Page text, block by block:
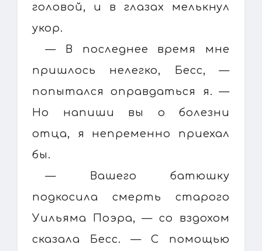
головой, и в глазах мелькнул
укор.
— В последнее время мне
пришлось нелегко, Бесс, —
попытался оправдаться я. —
Но напиши вы о болезни
отца, я непременно приехал
бы.
— Вашего батюшку
подкосила смерть старого
Уильяма Поэра, — со вздохом
сказала Бесс. — С помощью